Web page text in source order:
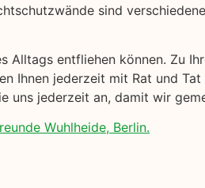
sind
entfliehen können. Zu
Ihnen jederzeit mit Rat und
uns jederzeit an, damit wir
Wuhlheide, Berlin.